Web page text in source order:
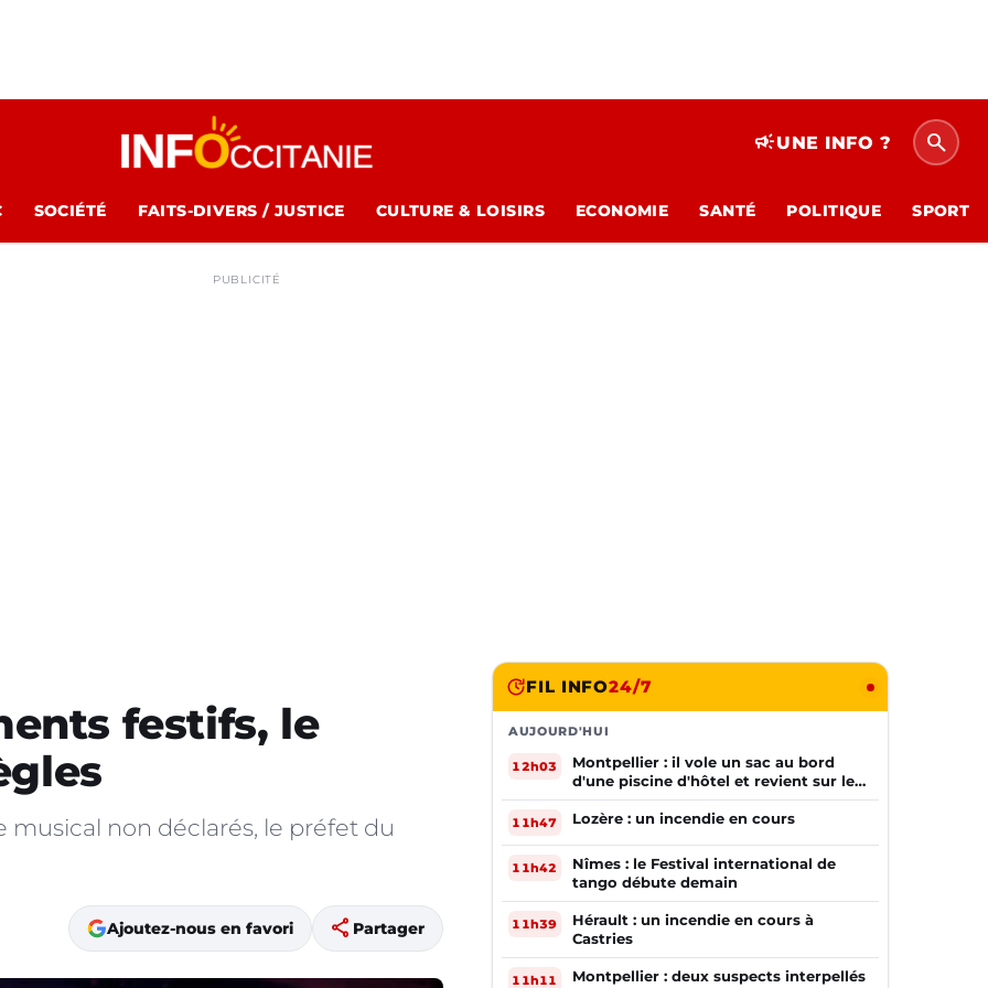
campaignUNE INFO ? search
SOCIÉTÉ FAITS-DIVERS / JUSTICE CULTURE & LOISIRS ECONOMIE SANTÉ POLITIQUE SPORT
PUBLICITÉ
festifs, le
musical non déclarés, le préfet du
Ajoutez-nous en favori share Partager
FIL INFO24/7
AUJOURD'HUI
12h03
Montpellier : il vole un sac au bord
d'une piscine d'hôtel et revient sur les
lieux le lendemain
11h47 Lozère : un incendie en cours
11h42
Nîmes : le Festival international de
tango débute demain
11h39
Hérault : un incendie en cours à
Castries
11h11
Montpellier : deux suspects interpellés